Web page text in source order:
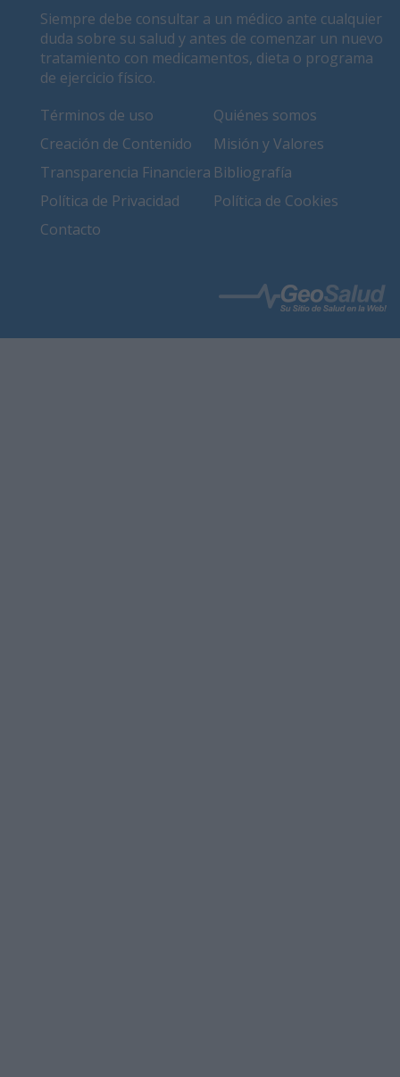
Siempre debe consultar a un médico ante cualquier
duda sobre su salud y antes de comenzar un nuevo
tratamiento con medicamentos, dieta o programa
de ejercicio físico.
Términos de uso
Quiénes somos
Creación de Contenido
Misión y Valores
Transparencia Financiera Bibliografía
Política de Privacidad
Política de Cookies
Contacto